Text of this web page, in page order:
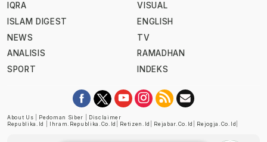
IQRA
ISLAM DIGEST
NEWS
ANALISIS
SPORT
VISUAL
ENGLISH
TV
RAMADHAN
INDEKS
About Us Pedoman Siber
Disclaimer
Republika.id
Ihram.republika.co.id Retizen.id Rejabar.co.id Rejogja.co.id